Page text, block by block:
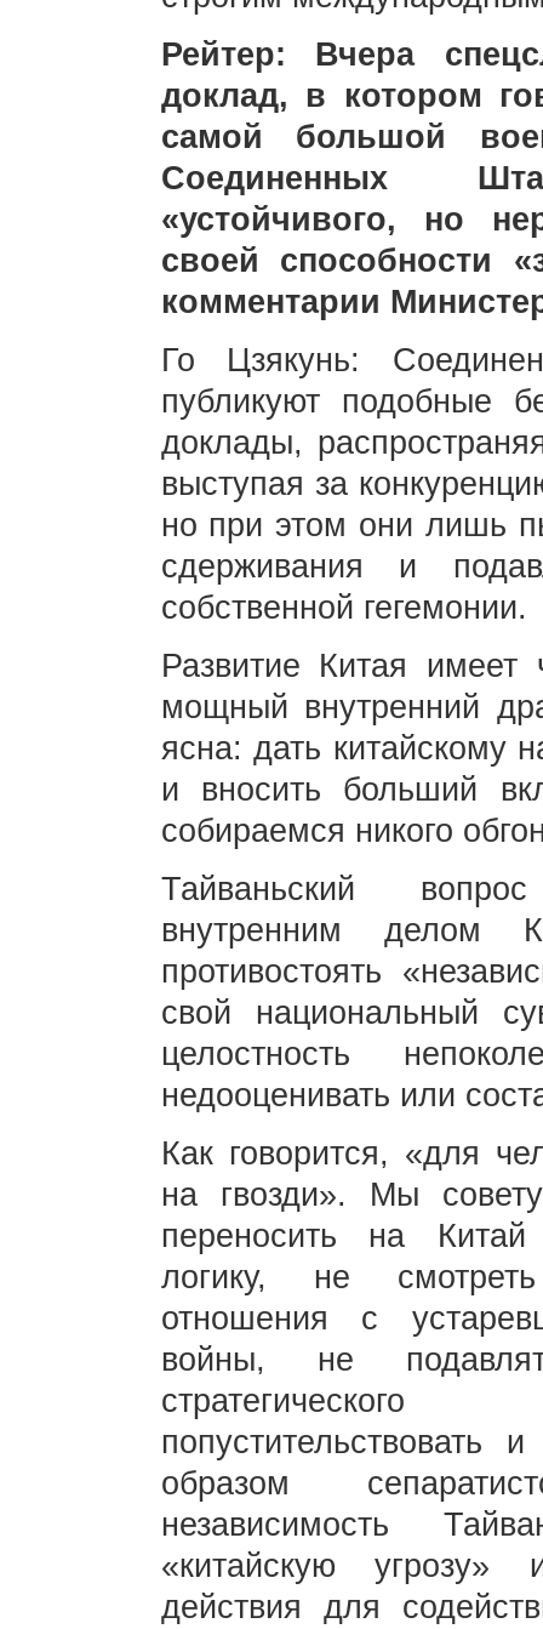
Рейтер: Вчера
доклад, в котором
самой большой
Соединенных
«устойчивого, но
своей способности
комментарии
Го Цзякунь:
публикуют подобные
доклады,
выступая за
но при этом они лишь
сдерживания и
собственной гегемонии.
Развитие Китая имеет
мощный внутренний
ясна: дать китайскому
и вносить больший
собираемся никого
Тайваньский
внутренним делом
противостоять
свой национальный
целостность
недооценивать или
Как говорится, «для
на гвозди». Мы
переносить на Китай
логику, не
отношения с
войны, не
попустительствовать
образом
независимость
«китайскую угрозу»
действия для